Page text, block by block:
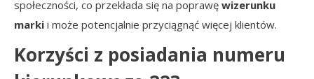
społeczności, co przekłada się na poprawę wizerunku
marki i może potencjalnie przyciągnąć więcej klientów.
Korzyści z posiadania numeru